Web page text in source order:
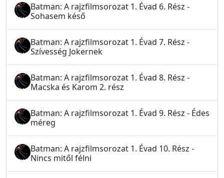
Batman: A rajzfilmsorozat 1. Évad 6. Rész -
Sohasem késő
Batman: A rajzfilmsorozat 1. Évad 7. Rész -
Szívesség Jokernek
Batman: A rajzfilmsorozat 1. Évad 8. Rész -
Macska és Karom 2. rész
Batman: A rajzfilmsorozat 1. Évad 9. Rész - Édes
méreg
Batman: A rajzfilmsorozat 1. Évad 10. Rész -
Nincs mitől félni